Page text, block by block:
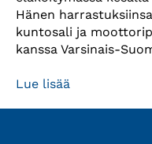
Hänen
kuntosali ja
kanssa Varsinais-
Lue lisää